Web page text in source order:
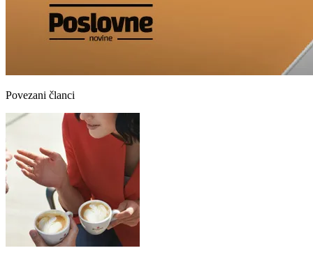
Povezani članci